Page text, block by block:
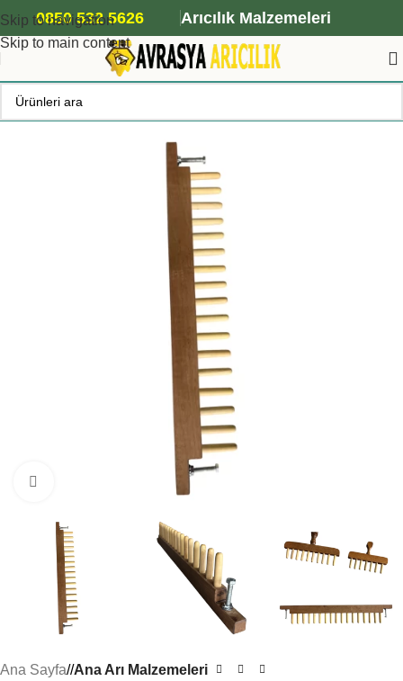
Skip to navigation
Skip to main content
ANA ARI SİPARİŞİ İÇİN TIKLAYIN
0850 532 5626 Arıcılık Malzemeleri
Büyütmek için tıklayın
Ana Sayfa/ Ana Arı Malzemeleri